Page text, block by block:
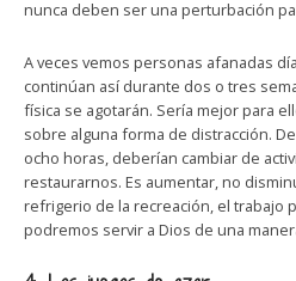
nunca deben ser una perturbación
A veces vemos personas afanadas
continúan así durante dos o tres
física se agotarán. Sería mejor para
sobre alguna forma de distracción.
ocho horas, deberían cambiar de
restaurarnos. Es aumentar, no
refrigerio de la recreación, el trabajo
podremos servir a Dios de una